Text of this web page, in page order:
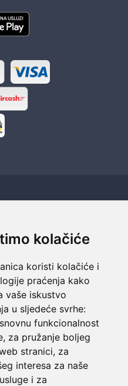
kolačiće
koristi kolačiće i
praćenja kako
vaše iskustvo
u sljedeće svrhe:
funkcionalnost
, za pružanje boljeg
stranici, za
interesa za naše
i za
novac